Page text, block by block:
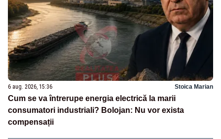
6 aug. 2026, 15:36 Stoica Marian
Cum se va întrerupe energia electrică la marii
consumatori industriali? Bolojan: Nu vor exista
compensații